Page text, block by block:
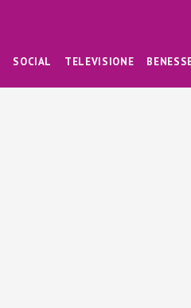
SOCIAL TELEVISIONE